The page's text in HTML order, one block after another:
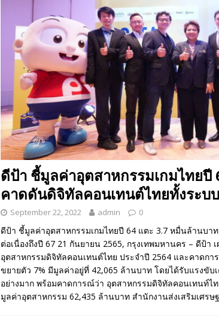
ดีป้า ชี้มูลค่าอุตสาหกรรมเกมไทย
คาดดันดิจิทัลคอนเทนต์ไทยทั้งระบ
September 22, 2022 admin 0
ดีป้า ชี้มูลค่าอุตสาหกรรมเกมไทยปี 64 แตะ 3.7 หมื่นล้านบ
ต่อเนื่องถึงปี 67 21 กันยายน 2565, กรุงเทพมหานคร – ดีป้า
อุตสาหกรรมดิจิทัลคอนเทนต์ไทย ประจำปี 2564 และคาดก
ขยายตัว 7% มีมูลค่าอยู่ที่ 42,065 ล้านบาท โดยได้รับแรงขั
อย่างมาก พร้อมคาดการณ์ว่า อุตสาหกรรมดิจิทัลคอนเทนท์ไ
มูลค่าอุตสาหกรรม 62,435 ล้านบาท สำนักงานส่งเสริมเศรษ